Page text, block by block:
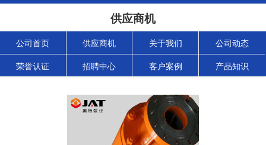
供应商机
公司首页 供应商机 关于我们 公司动态
荣誉认证 招聘中心 客户案例 产品知识